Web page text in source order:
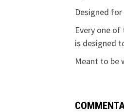
Designed
Every one
is designed
Meant to be